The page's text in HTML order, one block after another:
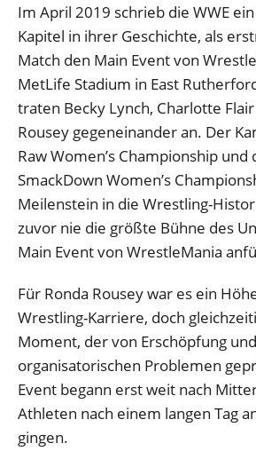
Im April 2019 schrieb die WWE
Kapitel in ihrer Geschichte, als
Match den Main Event von
MetLife Stadium in East
traten Becky Lynch, Charlotte
Rousey gegeneinander an. Der
Raw Women’s Championship und
SmackDown Women’s
Meilenstein in die Wrestling-
zuvor nie die größte Bühne des
Main Event von WrestleMania
Für Ronda Rousey war es ein
Wrestling-Karriere, doch
Moment, der von Erschöpfung und
organisatorischen Problemen
Event begann erst weit nach
Athleten nach einem langen Tag
gingen.